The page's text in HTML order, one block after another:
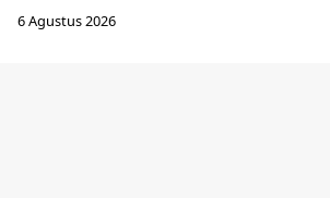
6 Agustus 2026